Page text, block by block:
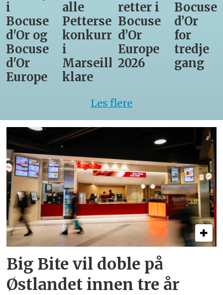
i
Bocuse
d'Or og
Bocuse
d'Or
Europe
alle
Pettersens
konkurrenter
i
Marseille
klare
retter i
Bocuse
d’Or
Europe
2026
Bocuse
d’Or
for
tredje
gang
Les flere
Big Bite vil doble på
Østlandet innen tre år